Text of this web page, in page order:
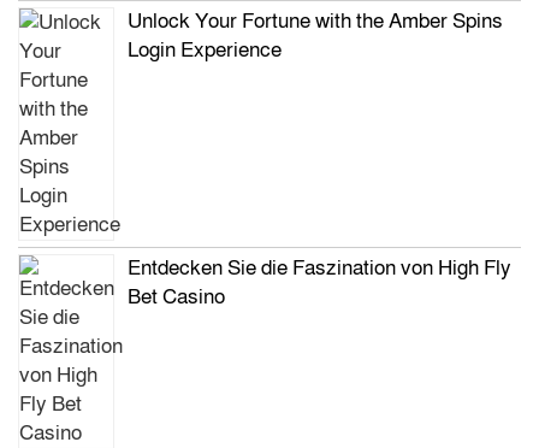
Unlock Your Fortune with the Amber Spins
Login Experience
Entdecken Sie die Faszination von High Fly
Bet Casino